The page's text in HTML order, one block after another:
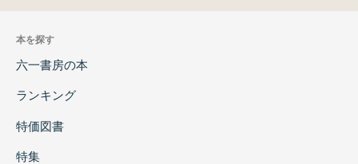
本を探す
六一書房の本
ランキング
特価図書
特集